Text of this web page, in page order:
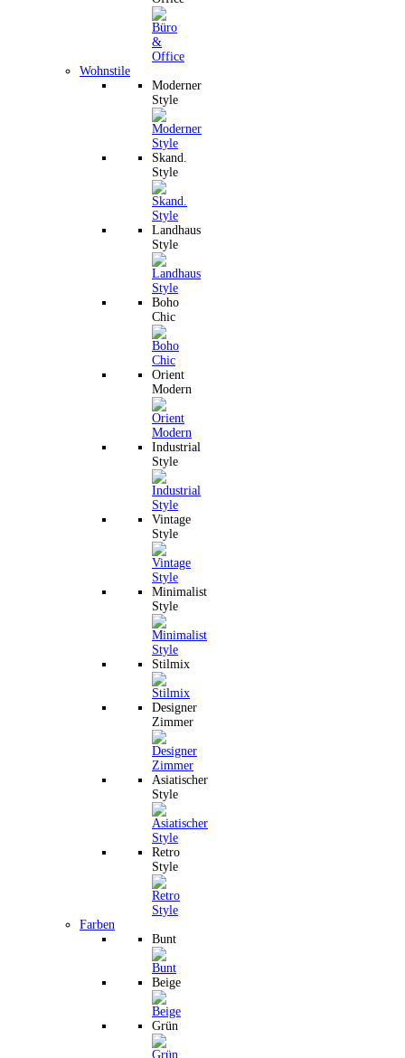
Wohnstile
Moderner
Style
Skand.
Style
Landhaus
Style
Boho
Chic
Orient
Modern
Industrial
Style
Vintage
Style
Minimalist
Style
Stilmix
Designer
Zimmer
Asiatischer
Style
Retro
Style
Farben
Bunt
Beige
Grün